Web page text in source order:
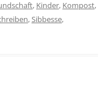
, Kinder, Kompost,
,Sibbesse,